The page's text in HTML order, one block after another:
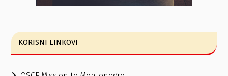
KORISNI LINKOVI